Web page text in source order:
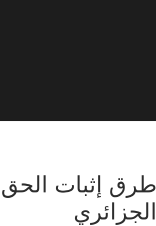
طرق إثبات الحق
الجزائري